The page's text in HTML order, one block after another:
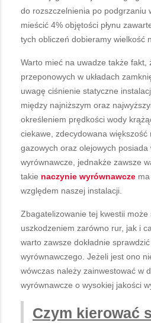
do rozszczelnienia po podgrzaniu
mieścić 4% objętości płynu
tych obliczeń dobieramy wielkość
Warto mieć na uwadze także fakt,
przeponowych w układach
uwagę ciśnienie statyczne
między najniższym oraz
określeniem prędkości wody
ciekawe, zdecydowana większość
gazowych oraz olejowych
wyrównawcze, jednakże zawsze
takie naczynie wyrównawcze
względem naszej instalacji.
Zbagatelizowanie tej kwestii
uszkodzeniem zarówno rur, jak i
warto zawsze dokładnie
wyrównawczego. Jeżeli jest ono
wówczas należy zainwestować w
wyrównawcze o wysokiej jakości
Czym kierować